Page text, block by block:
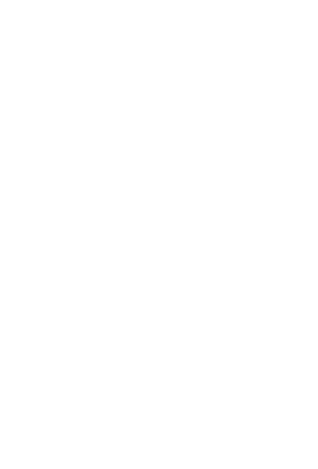
Pluralismus
Quellensteuer,
Vergnügungssteuer,